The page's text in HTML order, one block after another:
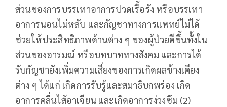
ส่วนของการบรรเทาอาการปวดเรื้อรัง หรือบรรเทา
อาการนอนไม่หลับ และกัญชาทางการแพทย์ไม่ได้
ช่วยให้ประสิทธิภาพด้านต่าง ๆ ของผู้ป่วยดีขึ้นทั้งใน
ส่วนของอารมณ์ หรือบทบาททางสังคม และการได้
รับกัญชายังเพิ่มความเสี่ยงของการเกิดผลข้างเคียง
ต่าง ๆ ได้แก่ เกิดการรับรู้และสมาธิบกพร่อง เกิด
อาการคลื่นไส้อาเจียน และเกิดอาการง่วงซึม (2)